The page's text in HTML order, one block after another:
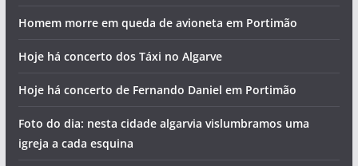
Homem morre em queda de avioneta em Portimão
Hoje há concerto dos Táxi no Algarve
Hoje há concerto de Fernando Daniel em Portimão
Foto do dia: nesta cidade algarvia vislumbramos uma
igreja a cada esquina